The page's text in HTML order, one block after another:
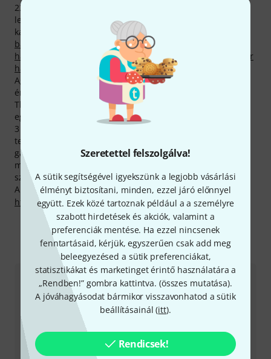
Szeretettel felszolgálva!
A sütik segítségével igyekszünk a legjobb vásárlási
élményt biztosítani, minden, ezzel járó előnnyel
együtt. Ezek közé tartoznak például a a személyre
szabott hirdetések és akciók, valamint a
preferenciák mentése. Ha ezzel nincsenek
fenntartásaid, kérjük, egyszerűen csak add meg
beleegyezésed a sütik preferenciákat,
statisztikákat és marketinget érintő használatára a
„Rendben!” gombra kattintva. (összes mutatása).
A jóváhagyásodat bármikor visszavonhatod a sütik
beállításainál (itt).
Rendicsek!
23 termék közül pillanatnyilag összesen 5 található a
legkeresettebb Thomann-termékek közt, a következő
kategóriákban:
Tranzisztoros basszuserősítő fejek
basszusgitár hangládák
,4 húros J-bass basszusgitár-
hangszedők
Basszusgitár-elektronikaés
4x10 basszusgitár
hangládák
Aguilar -termékekre általában csupán 2 év garancia van
érvényben, mi azonban nem elégszünk meg ennyivel a
Thomann-nál, és saját zsebünkre gondoskodunk további
egy év garanciáról.
3 éves Thomann-garanciánk mellett minden Aguilar -
termékre biztosítunk egy 30 napos pénzvisszafizetési
garanciát is. Komoly szaktudással rendelkező
munkatársaink ezen felül telephelyünkön további
szolgáltatásokat is készek nyújtani.
A gyártóval kapcsolatban itt találsz bővebb tájékoztatást:
http://www.aguilaramp.com
Így érhetsz el minket
Ügyfélszolgálat - Magyarország